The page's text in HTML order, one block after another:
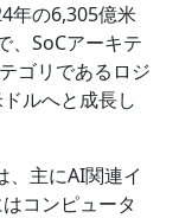
年の6,305億米
、SoCアーキテ
ゴリであるロジ
ルへと成長し
、主にAI関連イ
コンピュータ